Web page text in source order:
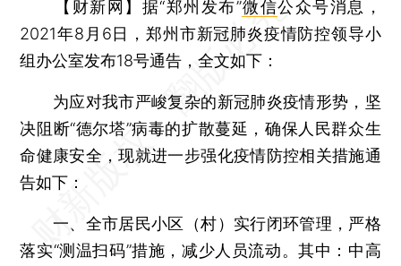
【财新网】 据“郑州发布”微信公众号消息，
2021年8月6日，郑州市新冠肺炎疫情防控领导小
组办公室发布18号通告，全文如下：
为应对我市严峻复杂的新冠肺炎疫情形势，坚
决阻断“德尔塔”病毒的扩散蔓延，确保人民群众生
命健康安全，现就进一步强化疫情防控相关措施通
告如下：
一、全市居民小区（村）实行闭环管理，严格
落实“测温扫码”措施，减少人员流动。其中：中高